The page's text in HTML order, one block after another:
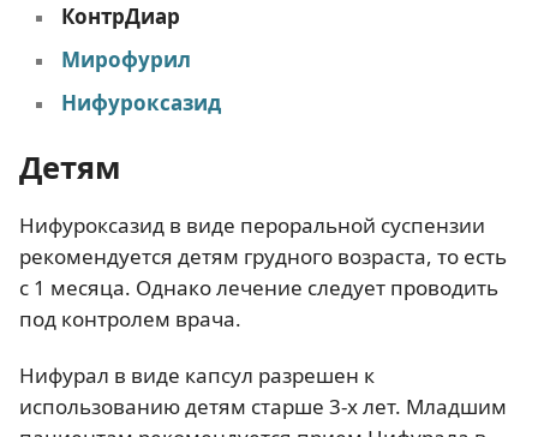
КонтрДиар
Мирофурил
Нифуроксазид
Детям
Нифуроксазид в виде пероральной суспензии
рекомендуется детям грудного возраста, то есть
с 1 месяца. Однако лечение следует проводить
под контролем врача.
Нифурал в виде капсул разрешен к
использованию детям старше 3-х лет. Младшим